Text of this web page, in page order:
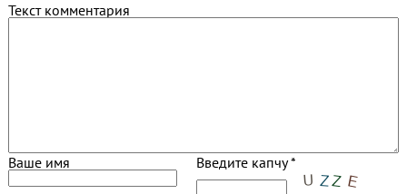
Текст комментария
Ваше имя Введите капчу *